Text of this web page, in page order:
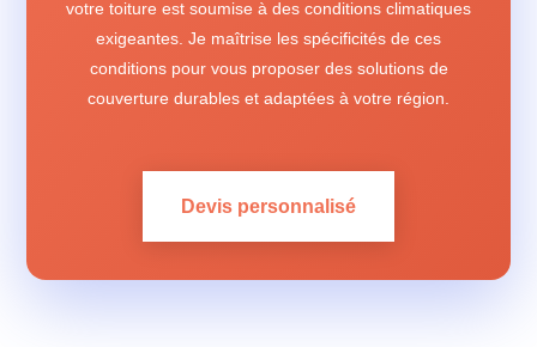
votre toiture est soumise à des conditions climatiques
exigeantes. Je maîtrise les spécificités de ces
conditions pour vous proposer des solutions de
couverture durables et adaptées à votre région.
Devis personnalisé